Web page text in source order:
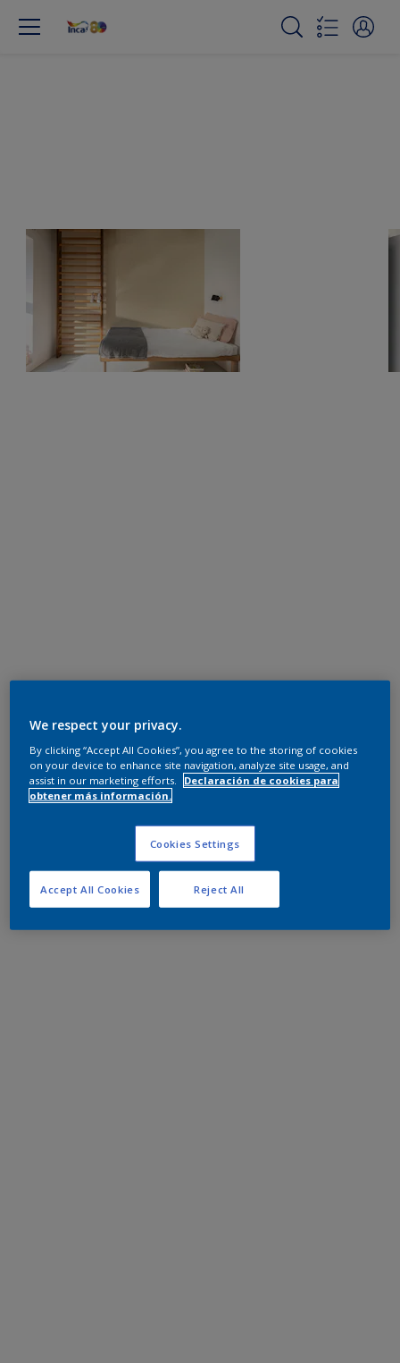
We respect your privacy.
By clicking “Accept All Cookies”, you agree to the storing of cookies
on your device to enhance site navigation, analyze site usage, and
assist in our marketing efforts.
Declaración de cookies para
obtener más información.
Cookies Settings
Reject All
Accept All Cookies